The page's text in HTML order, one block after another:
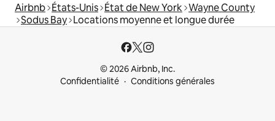
Airbnb États-Unis État de New York Wayne County
Sodus Bay Locations moyenne et longue durée
© 2026 Airbnb, Inc.
Confidentialité
Conditions générales